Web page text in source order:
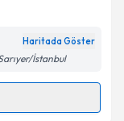
Aydınlatma
belirtilen
Haritada Göster
İstanbul